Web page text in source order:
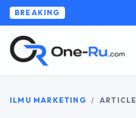
BREAKING
ILMU MARKETING / ARTICLE